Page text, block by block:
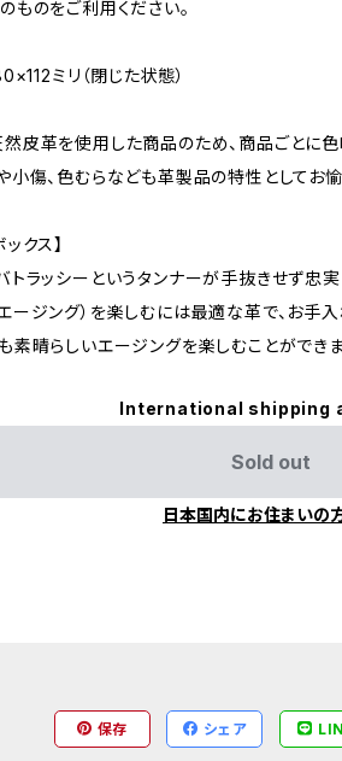
ものをご利用ください。
ミリ（閉じた状態）
皮革を使用した商品のため、商品ごとに
小傷、色むらなども革製品の特性としてお愉
クス】
トラッシーというタンナーが手抜きせず忠
ージング）を楽しむには最適な革で、お手
素晴らしいエージングを楽しむことができま
International shipping
Sold out
日本国内にお住まいの
保存 シェア